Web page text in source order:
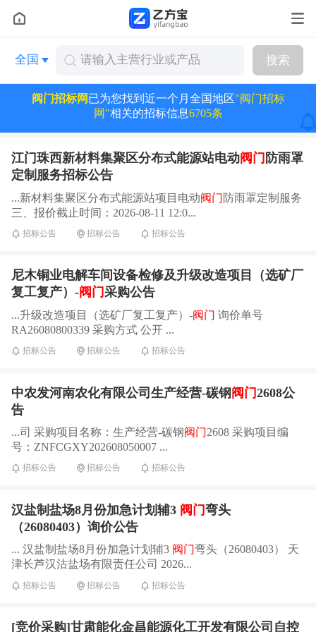
全国 搜索
阀门招标网 已为您找到近一个月全国地区"阀门招标
网"相关的招标信息6705条
江门珠西新材料集聚区分布式能源站电动阀门 防雨罩
定制服务招标公告
...新材料集聚区分布式能源站项目电动阀门 防雨罩定制服务
三、报价截止时间：2026-08-11 12:0...
招标公告 招标公告 招标公告
尼木铜业电解车间设备检修及升级改造项目（选矿厂
复工复产）-阀门采购公告
...升级改造项目（选矿厂复工复产）-阀门 询价单号
RA26080800339 采购方式 公开 ...
招标公告 招标公告 招标公告
中农发河南农化有限公司生产经营-碳钢阀门2608公
告
...司 采购项目名称：生产经营-碳钢阀门2608 采购项目编
号：ZNFCGXY202608050007 ...
招标公告 招标公告 招标公告
汉盐制盐场8月份加急计划辅3 阀门弯头
（26080403）询价公告
... 汉盐制盐场8月份加急计划辅3 阀门弯头（26080403） 天
津长芦汉沽盐场有限责任公司 2026...
招标公告 招标公告 招标公告
[竞价采购]甘肃能化金昌能源化工开发有限公司自控